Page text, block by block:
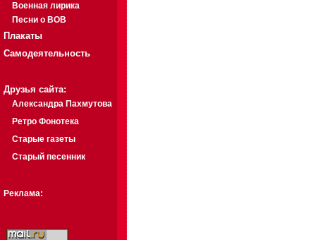
Военная лирика
Песни о ВОВ
Плакаты
Самодеятельность
Друзья сайта:
Александра Пахмутова
Ретро Фонотека
Старые газеты
Старый песенник
Реклама: